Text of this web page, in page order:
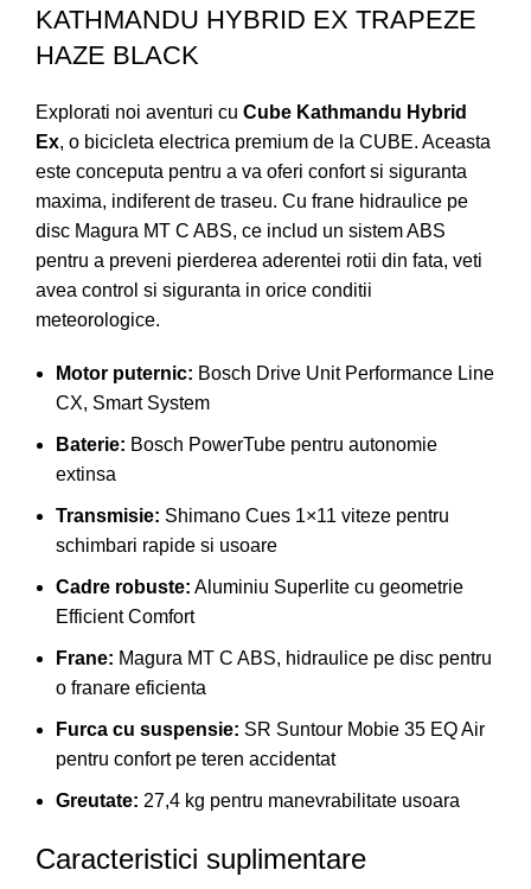
KATHMANDU HYBRID EX TRAPEZE
HAZE BLACK
Explorati noi aventuri cu Cube Kathmandu Hybrid
Ex, o bicicleta electrica premium de la CUBE. Aceasta
este conceputa pentru a va oferi confort si siguranta
maxima, indiferent de traseu. Cu frane hidraulice pe
disc Magura MT C ABS, ce includ un sistem ABS
pentru a preveni pierderea aderentei rotii din fata, veti
avea control si siguranta in orice conditii
meteorologice.
Motor puternic: Bosch Drive Unit Performance Line
CX, Smart System
Baterie: Bosch PowerTube pentru autonomie
extinsa
Transmisie: Shimano Cues 1×11 viteze pentru
schimbari rapide si usoare
Cadre robuste: Aluminiu Superlite cu geometrie
Efficient Comfort
Frane: Magura MT C ABS, hidraulice pe disc pentru
o franare eficienta
Furca cu suspensie: SR Suntour Mobie 35 EQ Air
pentru confort pe teren accidentat
Greutate: 27,4 kg pentru manevrabilitate usoara
Caracteristici suplimentare